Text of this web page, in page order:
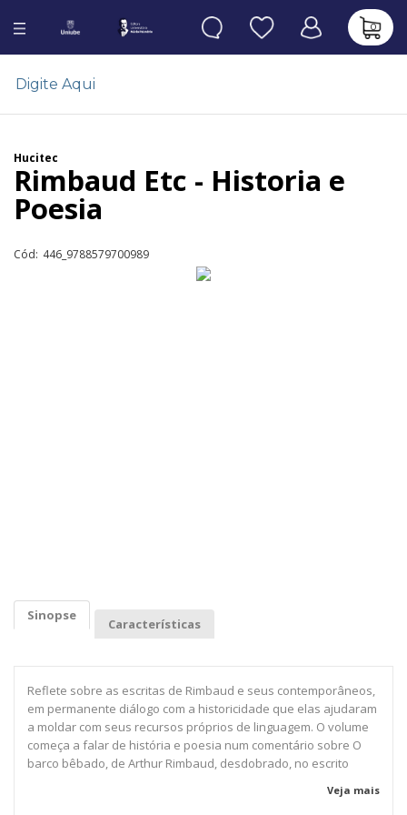
0
Hucitec
Rimbaud Etc - Historia e
Poesia
Cód: 446_9788579700989
Sinopse
Características
Reflete sobre as escritas de Rimbaud e seus contemporâneos,
em permanente diálogo com a historicidade que elas ajudaram
a moldar com seus recursos próprios de linguagem. O volume
começa a falar de história e poesia num comentário sobre O
barco bêbado, de Arthur Rimbaud, desdobrado, no escrito
abordam pobreza, Guerra franco-prussiana e Comuna de
Veja mais